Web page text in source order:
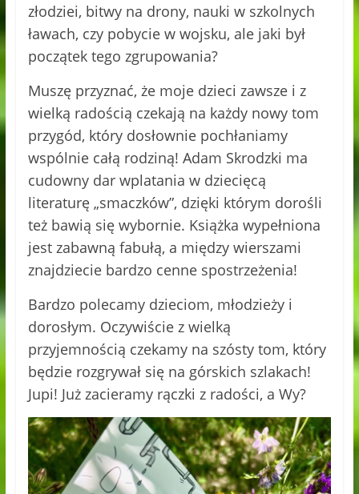
złodziei, bitwy na drony, nauki w szkolnych
ławach, czy pobycie w wojsku, ale jaki był
początek tego zgrupowania?
Muszę przyznać, że moje dzieci zawsze i z
wielką radością czekają na każdy nowy tom
przygód, który dosłownie pochłaniamy
wspólnie całą rodziną! Adam Skrodzki ma
cudowny dar wplatania w dziecięcą
literaturę „smaczków”, dzięki którym dorośli
też bawią się wybornie. Książka wypełniona
jest zabawną fabułą, a między wierszami
znajdziecie bardzo cenne spostrzeżenia!
Bardzo polecamy dzieciom, młodzieży i
dorosłym. Oczywiście z wielką
przyjemnością czekamy na szósty tom, który
będzie rozgrywał się na górskich szlakach!
Jupi! Już zacieramy rączki z radości, a Wy?